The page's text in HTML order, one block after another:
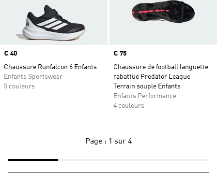
Prix
€ 40
Chaussure Runfalcon 6 Enfants
Enfants Sportswear
5 couleurs
Prix
€ 75
Chaussure de football languette
rabattue Predator League
Terrain souple Enfants
Enfants Performance
4 couleurs
Page : 1 sur 4